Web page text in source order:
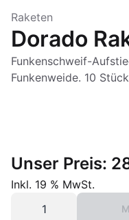
Raketen
Dorado
Funkenschweif-
Funkenweide. 10
Unser Preis:
Inkl. 19 % MwSt.